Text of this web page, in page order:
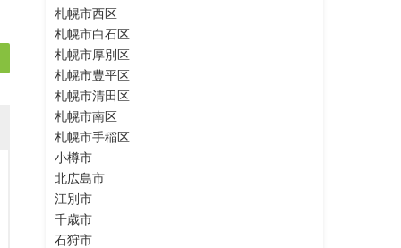
札幌市西区
札幌市白石区
札幌市厚別区
札幌市豊平区
札幌市清田区
札幌市南区
札幌市手稲区
小樽市
北広島市
江別市
千歳市
石狩市